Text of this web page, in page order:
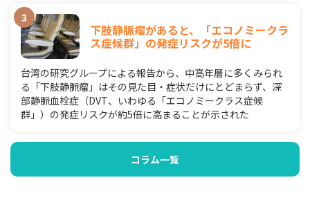
下肢静脈瘤があると、「エコノミークラ
ス症候群」の発症リスクが5倍に
台湾の研究グループによる報告から、中高年層に多くみられ
る「下肢静脈瘤」はその見た目・症状だけにとどまらず、深
部静脈血栓症（DVT、いわゆる「エコノミークラス症候
群」）の発症リスクが約5倍に高まることが示された
コラム一覧